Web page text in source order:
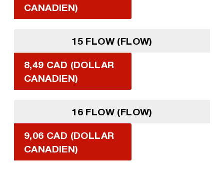
CANADIEN)
15 FLOW (FLOW)
8,49 CAD (DOLLAR
CANADIEN)
16 FLOW (FLOW)
9,06 CAD (DOLLAR
CANADIEN)